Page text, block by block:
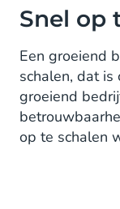
Snel op
Een groeiend
schalen, dat is
groeiend
op te schalen